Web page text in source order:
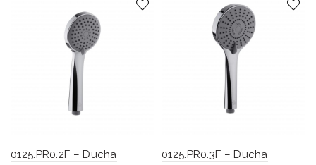
0125.PR0.2F – Ducha
0125.PR0.3F – Ducha